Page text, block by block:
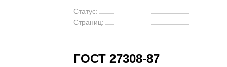
Статус:
Страниц:
ГОСТ 27308-87